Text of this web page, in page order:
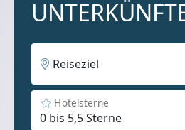
Reiseziel
Hotelsterne